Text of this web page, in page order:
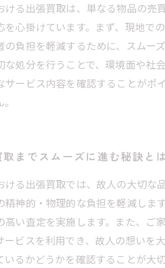
ける出張買取は、単なる物品の売
を心掛けています。まず、現地で
の負担を軽減するために、スムー
な処分を行うことで、環境面や社
サービス内容を確認することがポ
までスムーズに進む秘訣と
ける出張買取では、故人の大切な
精神的・物理的な負担を軽減しま
高い査定を実施します。また、ご
ービスを利用でき、故人の想いを
いるかどうかを確認することが大切